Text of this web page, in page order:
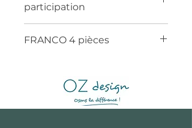
participation
FRANCO 4 pièces